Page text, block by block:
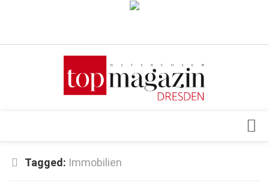
Verkaufsstellen
Top Gesundheitsforum Dresden / Ostsachsen
Tagged: Immobilien